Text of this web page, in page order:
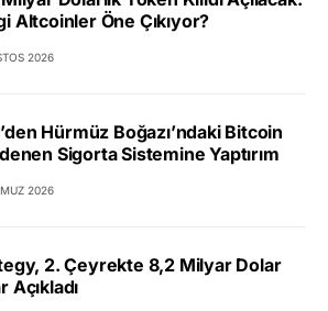
Altcoinler Öne Çıkıyor?
2026
Hürmüz Boğazı’ndaki Bitcoin
Sigorta Sistemine Yaptırım
2026
2. Çeyrekte 8,2 Milyar Dolar
Açıkladı